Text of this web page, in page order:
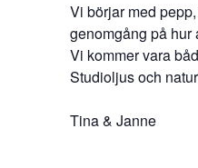
Vi börjar med
genomgång på hur
Vi kommer vara
Studioljus och
Tina & Janne